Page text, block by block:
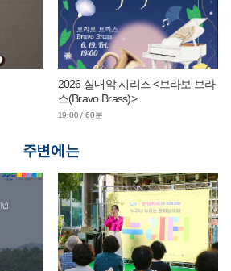
2026 실내악 시리즈 <브라보 브라
스(Bravo Brass)>
19:00 / 60분
주변에는